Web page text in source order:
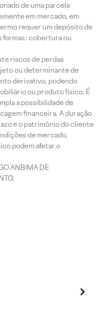
de uma parcela
em mercado, em
requer um depósito de
formas: cobertura ou
riscos de perdas
ou determinante de
derivativo, podendo
ou produto físico. É
a possibilidade de
financeira. A duração
e o patrimônio do cliente
de mercado,
podem afetar o
ANBIMA DE